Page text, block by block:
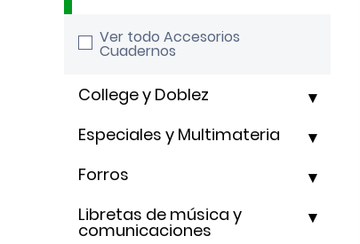
Ver todo Accesorios
Cuadernos
College y Doblez
Especiales y Multimateria
Forros
Libretas de música y
comunicaciones